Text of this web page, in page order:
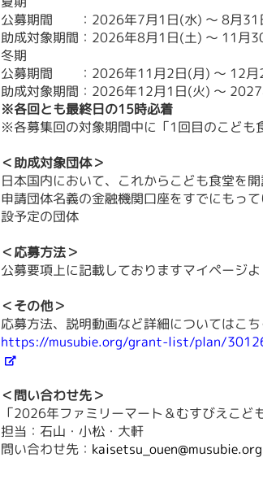
公募期間 ：2026年7月1日(水) 〜 8月31
助成対象期間：2026年8月1日(土) 〜 11月
冬期
公募期間 ：2026年11月2日(月) 〜 12月
助成対象期間：2026年12月1日(火) 〜
※各回とも最終日の15時必着
※各募集回の対象期間中に「1回目のこども
＜助成対象団体＞
日本国内において、これからこども食堂を
申請団体名義の金融機関口座をすでにもっ
設予定の団体
＜応募方法＞
公募要項上に記載しておりますマイページよ
＜その他＞
応募方法、説明動画など詳細についてはこ
https://musubie.org/grant-list/plan/
＜問い合わせ先＞
「2026年ファミリーマート＆むすびえこど
担当 ：石山・小松・大軒
問い合わせ先： kaisetsu_ouen@musubie.org